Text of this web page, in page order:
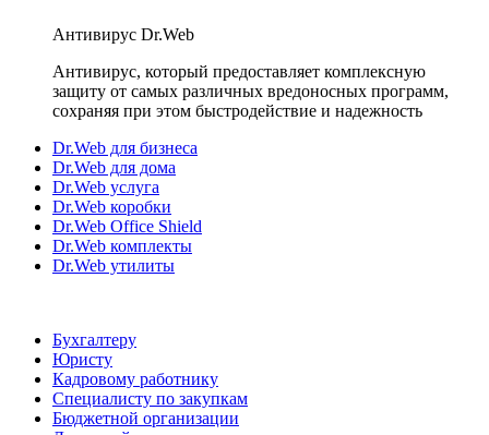
Антивирус Dr.Web
Антивирус, который предоставляет комплексную
защиту от самых различных вредоносных программ,
сохраняя при этом быстродействие и надежность
Dr.Web для бизнеса
Dr.Web для дома
Dr.Web услуга
Dr.Web коробки
Dr.Web Office Shield
Dr.Web комплекты
Dr.Web утилиты
Бухгалтеру
Юристу
Кадровому работнику
Специалисту по закупкам
Бюджетной организации